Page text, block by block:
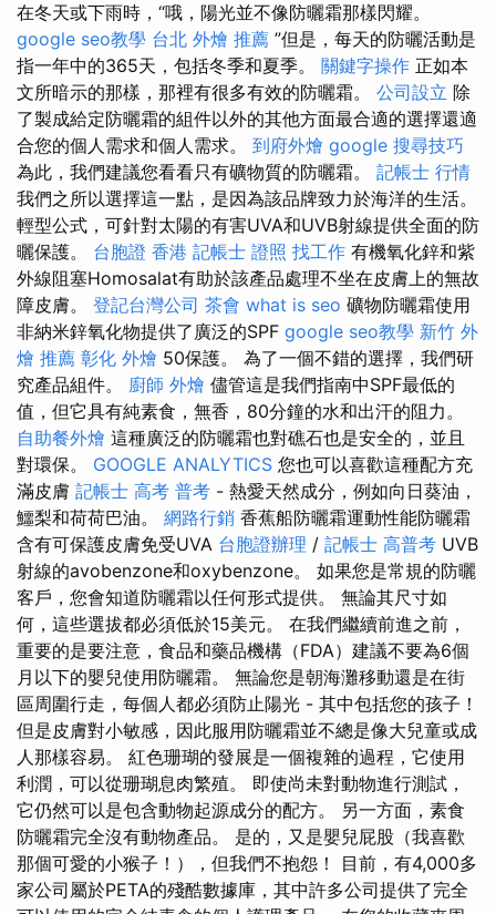
在冬天或下雨時，“哦，陽光並不像防曬霜那樣閃耀。
google seo教學 台北 外燴 推薦 ”但是，每天的防曬活動是
指一年中的365天，包括冬季和夏季。 關鍵字操作 正如本
文所暗示的那樣，那裡有很多有效的防曬霜。 公司設立 除
了製成給定防曬霜的組件以外的其他方面最合適的選擇還適
合您的個人需求和個人需求。 到府外燴 google 搜尋技巧
為此，我們建議您看看只有礦物質的防曬霜。 記帳士 行情
我們之所以選擇這一點，是因為該品牌致力於海洋的生活。
輕型公式，可針對太陽的有害UVA和UVB射線提供全面的防
曬保護。 台胞證 香港 記帳士 證照 找工作 有機氧化鋅和紫
外線阻塞Homosalat有助於該產品處理不坐在皮膚上的無故
障皮膚。 登記台灣公司 茶會 what is seo 礦物防曬霜使用
非納米鋅氧化物提供了廣泛的SPF google seo教學 新竹 外
燴 推薦 彰化 外燴 50保護。 為了一個不錯的選擇，我們研
究產品組件。 廚師 外燴 儘管這是我們指南中SPF最低的
值，但它具有純素食，無香，80分鐘的水和出汗的阻力。
自助餐外燴 這種廣泛的防曬霜也對礁石也是安全的，並且
對環保。 GOOGLE ANALYTICS 您也可以喜歡這種配方充
滿皮膚 記帳士 高考 普考 - 熱愛天然成分，例如向日葵油，
鱷梨和荷荷巴油。 網路行銷 香蕉船防曬霜運動性能防曬霜
含有可保護皮膚免受UVA 台胞證辦理 / 記帳士 高普考 UVB
射線的avobenzone和oxybenzone。 如果您是常規的防曬
客戶，您會知道防曬霜以任何形式提供。 無論其尺寸如
何，這些選拔都必須低於15美元。 在我們繼續前進之前，
重要的是要注意，食品和藥品機構（FDA）建議不要為6個
月以下的嬰兒使用防曬霜。 無論您是朝海灘移動還是在街
區周圍行走，每個人都必須防止陽光 - 其中包括您的孩子！
但是皮膚對小敏感，因此服用防曬霜並不總是像大兒童或成
人那樣容易。 紅色珊瑚的發展是一個複雜的過程，它使用
利潤，可以從珊瑚息肉繁殖。 即使尚未對動物進行測試，
它仍然可以是包含動物起源成分的配方。 另一方面，素食
防曬霜完全沒有動物產品。 是的，又是嬰兒屁股（我喜歡
那個可愛的小猴子！），但我們不抱怨！ 目前，有4,000多
家公司屬於PETA的殘酷數據庫，其中許多公司提供了完全